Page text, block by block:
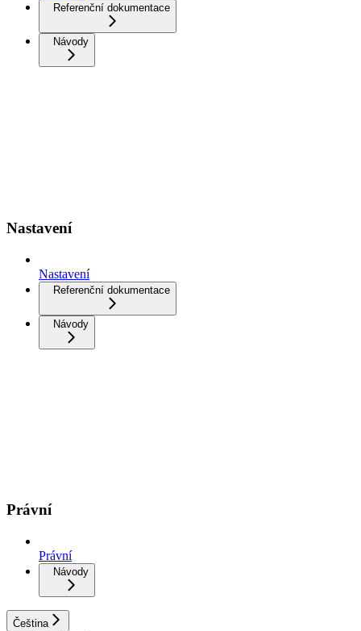
Referenční dokumentace
Návody
Nastavení
Nastavení
Referenční dokumentace
Návody
Právní
Právní
Návody
Čeština